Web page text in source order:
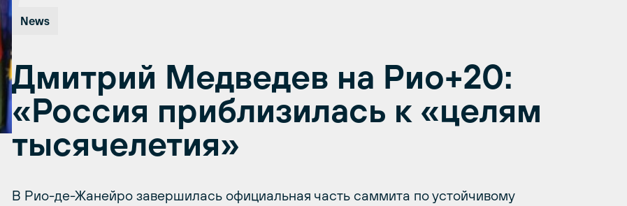
News
Дмитрий Медведев на Рио+20:
«Россия приблизилась к «целям
тысячелетия»
В Рио-де-Жанейро завершилась официальная часть саммита по устойчивому